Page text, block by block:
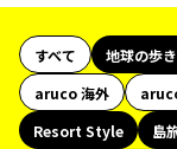
すべて 地球の歩
aruco 海外
Resort Style
島